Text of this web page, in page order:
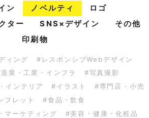
ン
ノベルティ
ロゴ
ター
SNS×デザイン
その他
印刷物
ィング
#レスポンシブWebデザイン
業・工業・インフラ
#写真撮影
インテリア
#イラスト
#専門店・小売
フレット
#食品・飲食
マーケティング
#美容・健康・化粧品